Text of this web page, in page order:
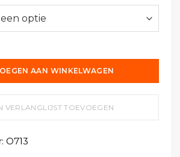
1000 (PEG) aantal
AAN WINKELWAGEN
VERLANGLIJST TOEVOEGEN
O713